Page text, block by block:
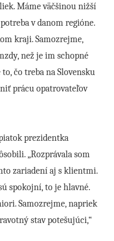
Máme väčšinou nižší
v danom regióne.
kraji. Samozrejme,
než je im schopné
čo treba na Slovensku
prácu opatrovateľov
prezidentka
„Rozprávala som
zariadení aj s klientmi.
spokojní, to je hlavné.
Samozrejme, napriek
stav potešujúci,“